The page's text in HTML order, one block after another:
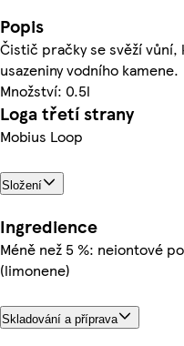
Popis
Čistič pračky se svěží
usazeniny vodního kamene.
Množství: 0.5l
Loga třetí strany
Mobius Loop
Složení
Ingredience
Méně než 5 %: neiontové
(limonene)
Skladování a příprava